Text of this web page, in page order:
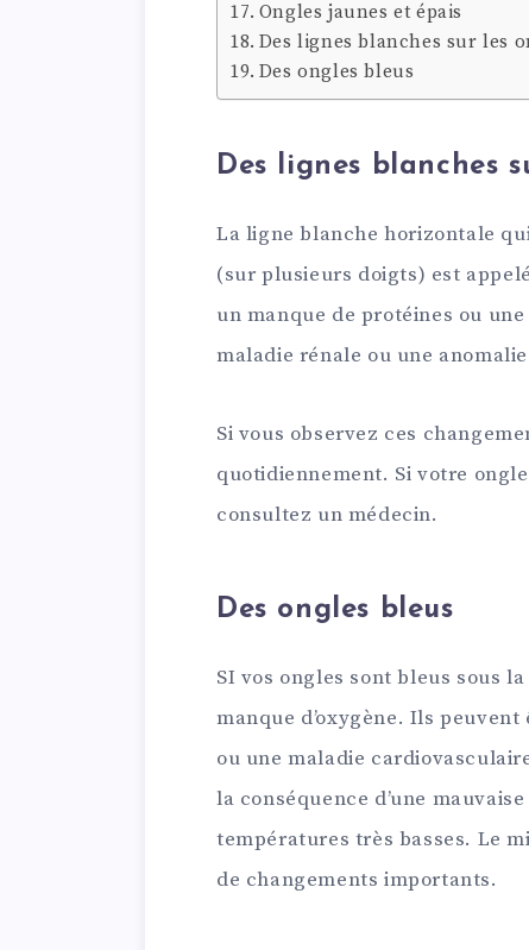
Ongles jaunes et épais
Des lignes blanches sur les
Des ongles bleus
Des lignes blanches
La ligne blanche horizontale
(sur plusieurs doigts) est
un manque de protéines ou
maladie rénale ou une
Si vous observez ces
quotidiennement. Si votre
consultez un médecin.
Des ongles bleus
SI vos ongles sont bleus sous
manque d’oxygène. Ils
ou une maladie
la conséquence d’une
températures très basses. Le
de changements importants.